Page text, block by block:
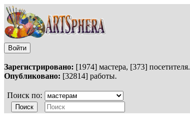
Войти
Зарегистрировано: [1974] мастера, [373] посетителя.
Опубликовано: [32814] работы.
Поиск по: